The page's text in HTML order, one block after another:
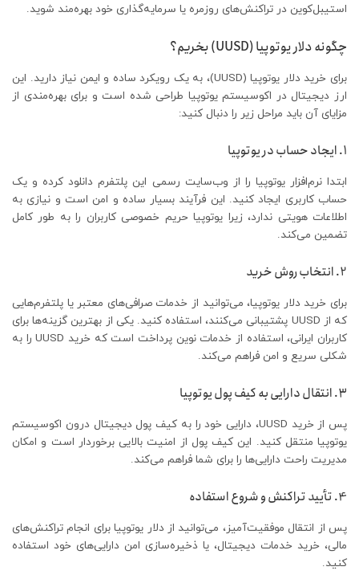
استیبل‌کوین در تراکنش‌های روزمره یا سرمایه‌گذاری خود بهره‌مند شوید.
چگونه دلار یوتوپیا (UUSD) بخریم؟
برای خرید دلار یوتوپیا (UUSD)، به یک رویکرد ساده و ایمن نیاز دارید. این
ارز دیجیتال در اکوسیستم یوتوپیا طراحی شده است و برای بهره‌مندی از
مزایای آن باید مراحل زیر را دنبال کنید:
1. ایجاد حساب در یوتوپیا
ابتدا نرم‌افزار یوتوپیا را از وب‌سایت رسمی این پلتفرم دانلود کرده و یک
حساب کاربری ایجاد کنید. این فرآیند بسیار ساده و امن است و نیازی به
اطلاعات هویتی ندارد، زیرا یوتوپیا حریم خصوصی کاربران را به طور کامل
تضمین می‌کند.
2. انتخاب روش خرید
برای خرید دلار یوتوپیا، می‌توانید از خدمات صرافی‌های معتبر یا پلتفرم‌هایی
که از UUSD پشتیبانی می‌کنند، استفاده کنید. یکی از بهترین گزینه‌ها برای
کاربران ایرانی، استفاده از خدمات نوین پرداخت است که خرید UUSD را به
شکلی سریع و امن فراهم می‌کند.
3. انتقال دارایی به کیف پول یوتوپیا
پس از خرید UUSD، دارایی خود را به کیف پول دیجیتال درون اکوسیستم
یوتوپیا منتقل کنید. این کیف پول از امنیت بالایی برخوردار است و امکان
مدیریت راحت دارایی‌ها را برای شما فراهم می‌کند.
4. تأیید تراکنش و شروع استفاده
پس از انتقال موفقیت‌آمیز، می‌توانید از دلار یوتوپیا برای انجام تراکنش‌های
مالی، خرید خدمات دیجیتال، یا ذخیره‌سازی امن دارایی‌های خود استفاده
کنید.